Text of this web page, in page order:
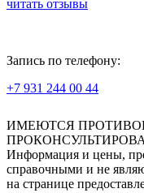
читать отзывы
Запись по телефону:
+7 931 244 00 44
ИМЕЮТСЯ
Информация и цены,
справочными и не
на странице